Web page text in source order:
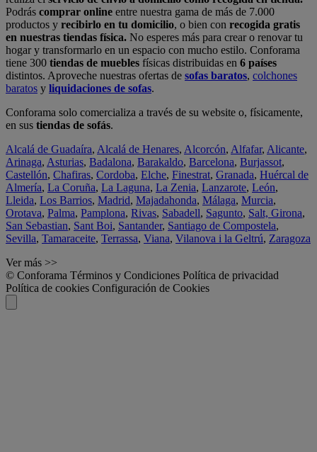
Podrás comprar online entre nuestra gama de más de 7.000
productos y recibirlo en tu domicilio, o bien con recogida gratis
en nuestras tiendas física. No esperes más para crear o renovar tu
hogar y transformarlo en un espacio con mucho estilo. Conforama
tiene 300 tiendas de muebles físicas distribuidas en 6 países
distintos. Aproveche nuestras ofertas de sofas baratos, colchones
baratos y liquidaciones de sofas.
Conforama solo comercializa a través de su website o, físicamente,
en sus tiendas de sofás.
Alcalá de Guadaíra, Alcalá de Henares, Alcorcón, Alfafar, Alicante,
Arinaga, Asturias, Badalona, Barakaldo, Barcelona, Burjassot,
Castellón, Chafiras, Cordoba, Elche, Finestrat, Granada, Huércal de
Almería, La Coruña, La Laguna, La Zenia, Lanzarote, León,
Lleida, Los Barrios, Madrid, Majadahonda, Málaga, Murcia,
Orotava, Palma, Pamplona, Rivas, Sabadell, Sagunto, Salt, Girona,
San Sebastian, Sant Boi, Santander, Santiago de Compostela,
Sevilla, Tamaraceite, Terrassa, Viana, Vilanova i la Geltrú, Zaragoza
Ver más >>
© Conforama Términos y Condiciones Política de privacidad
Política de cookies Configuración de Cookies